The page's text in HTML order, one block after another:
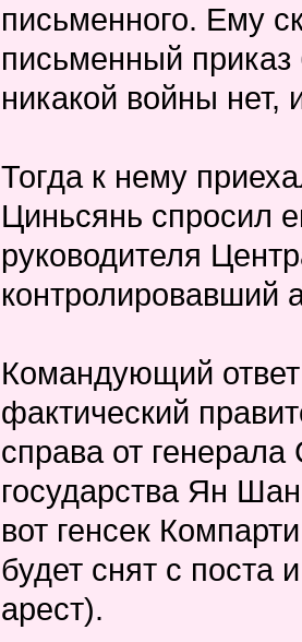
письменного. Ему
письменный приказ
никакой войны нет,
Тогда к нему
Циньсянь спросил
руководителя
контролировавший
Командующий
фактический
справа от
государства Ян
вот генсек
будет снят с
арест).